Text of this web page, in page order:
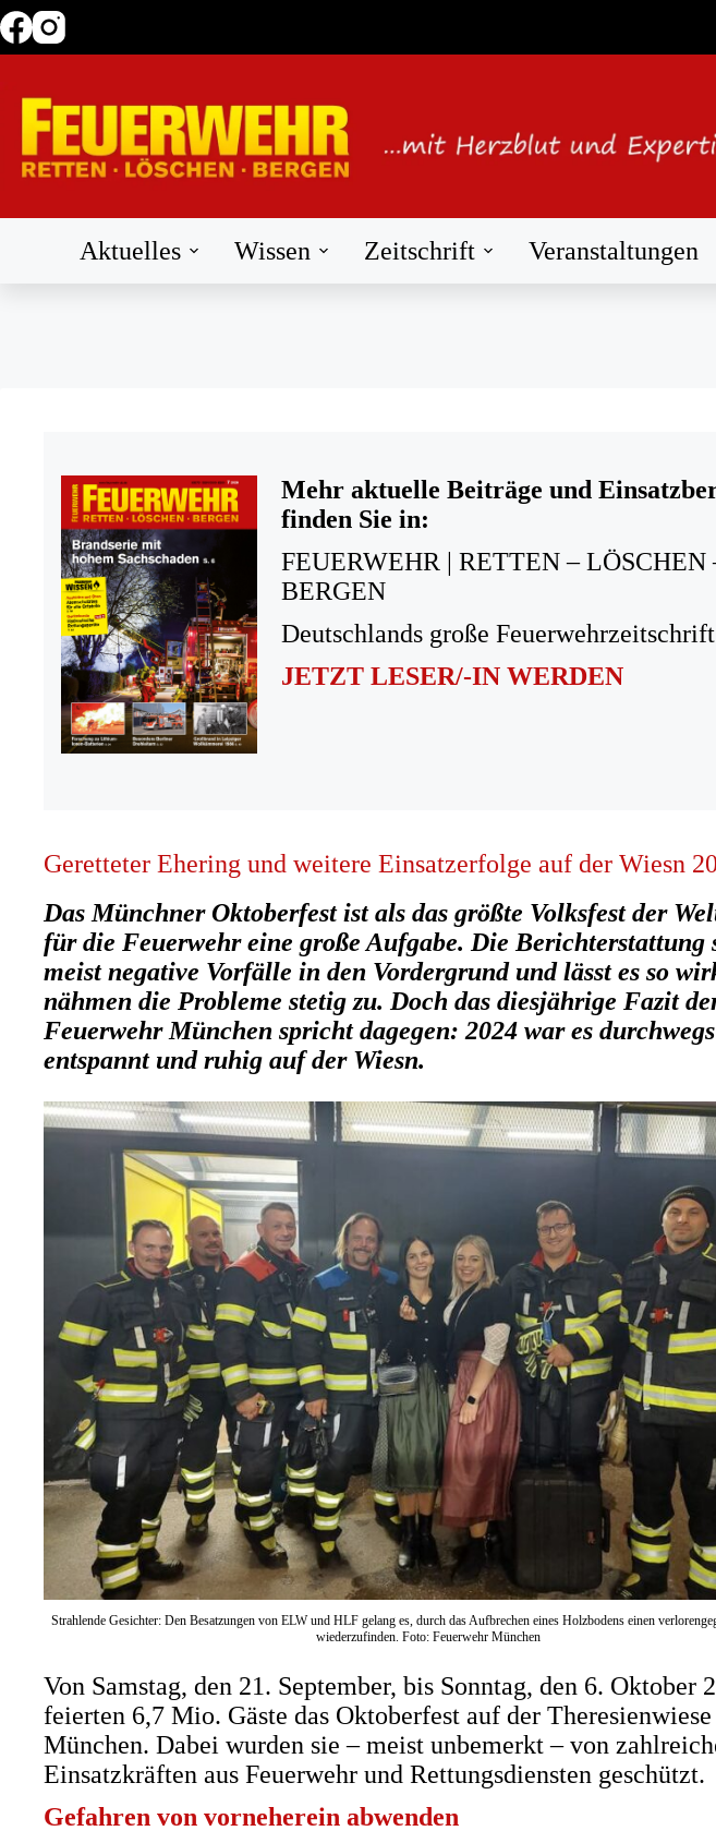
Zum
Inhalt
Aktuelles Wissen Zeitschrift Veranstaltungen
Mehr aktuelle Beiträge und
finden Sie in:
FEUERWEHR | RETTEN – LÖSCHEN
BERGEN
Deutschlands große Feuerwehrzeitschrift
JETZT LESER/-IN WERDEN
Geretteter Ehering und weitere Einsatzerfolge auf der Wiesn
Das Münchner Oktoberfest ist als das größte Volksfest der
für die Feuerwehr eine große Aufgabe. Die Berichterstattung
meist negative Vorfälle in den Vordergrund und lässt es so
nähmen die Probleme stetig zu. Doch das diesjährige Fazit
Feuerwehr München spricht dagegen: 2024 war es durchwegs
entspannt und ruhig auf der Wiesn.
Strahlende Gesichter: Den Besatzungen von ELW und HLF gelang es, durch das Aufbrechen eines Holzbodens einen
wiederzufinden. Foto: Feuerwehr München
Von Samstag, den 21. September, bis Sonntag, den 6. Oktober
feierten 6,7 Mio. Gäste das Oktoberfest auf der
München. Dabei wurden sie – meist unbemerkt – von
Einsatzkräften aus Feuerwehr und Rettungsdiensten geschützt.
Gefahren von vorneherein abwenden